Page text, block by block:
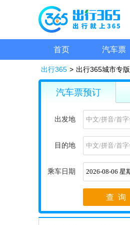
首页 汽车票
出行365 > 出行365城市专版
汽车票预订
出发地
目的地
乘车日期
查 询